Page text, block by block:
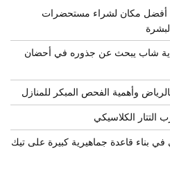
أفضل مكان لشراء مستحضرات
شاب يبحث عن جذوره في أحضان
وأهمية الفحص المبكر للمنازل
التتار الكلاسيكي
بناء قاعدة جماهيرية كبيرة على تيك